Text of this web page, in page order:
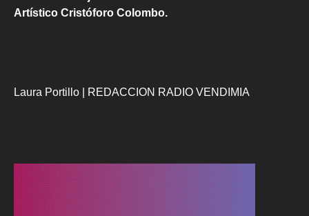
Artístico Cristóforo Colombo.
Laura Portillo | REDACCION RADIO VENDIMIA